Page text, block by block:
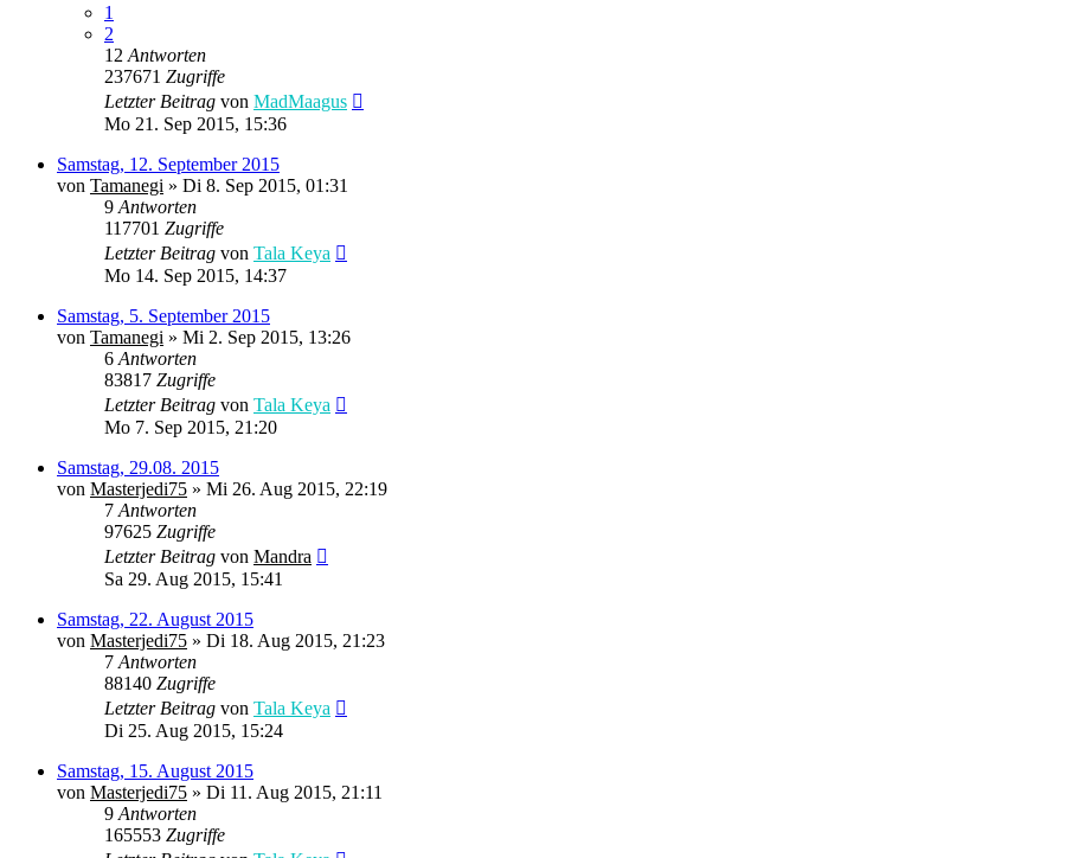
1
2
12 Antworten
237671 Zugriffe
Letzter Beitrag von MadMaagus
Mo 21. Sep 2015, 15:36
Samstag, 12. September 2015
von Tamanegi » Di 8. Sep 2015, 01:31
9 Antworten
117701 Zugriffe
Letzter Beitrag von Tala Keya
Mo 14. Sep 2015, 14:37
Samstag, 5. September 2015
von Tamanegi » Mi 2. Sep 2015, 13:26
6 Antworten
83817 Zugriffe
Letzter Beitrag von Tala Keya
Mo 7. Sep 2015, 21:20
Samstag, 29.08. 2015
von Masterjedi75 » Mi 26. Aug 2015, 22:19
7 Antworten
97625 Zugriffe
Letzter Beitrag von Mandra
Sa 29. Aug 2015, 15:41
Samstag, 22. August 2015
von Masterjedi75 » Di 18. Aug 2015, 21:23
7 Antworten
88140 Zugriffe
Letzter Beitrag von Tala Keya
Di 25. Aug 2015, 15:24
Samstag, 15. August 2015
von Masterjedi75 » Di 11. Aug 2015, 21:11
9 Antworten
165553 Zugriffe